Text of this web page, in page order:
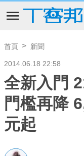
首頁 新聞
2014.06.18 22:58
全新入門
門檻再降
元起